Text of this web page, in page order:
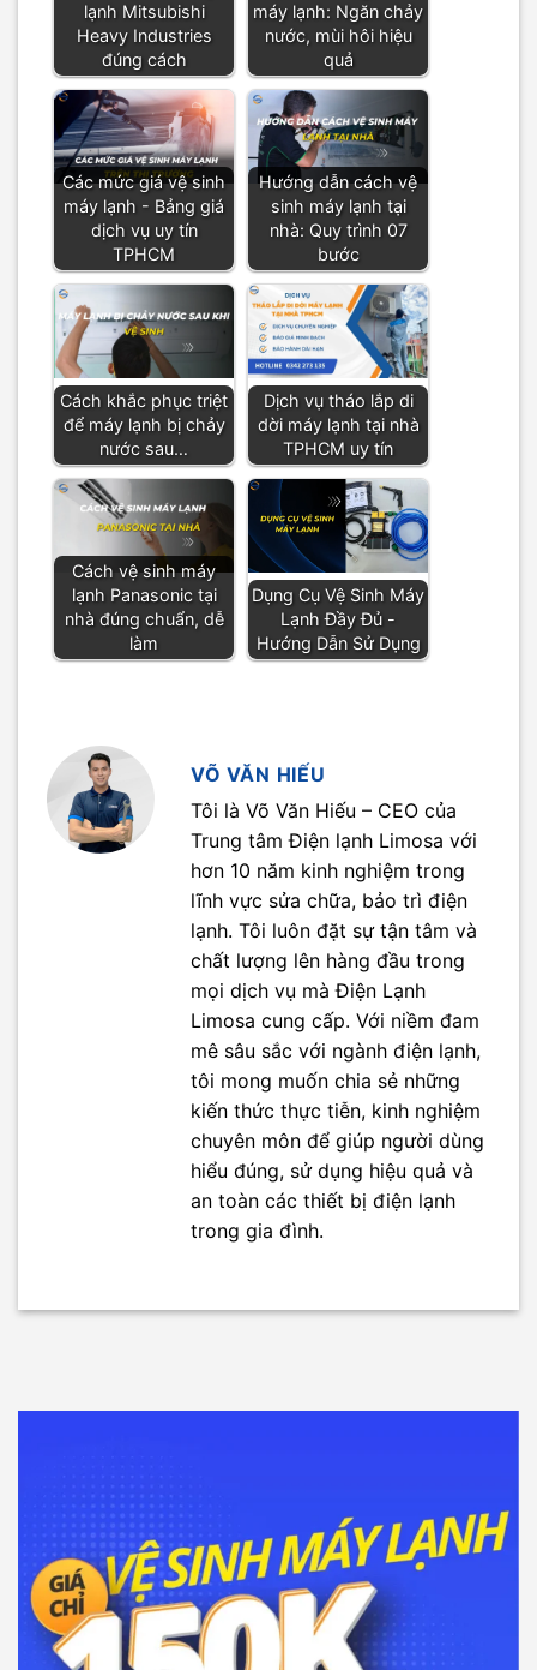
lạnh Mitsubishi
Heavy Industries
đúng cách
máy lạnh: Ngăn chảy
nước, mùi hôi hiệu
quả
Các mức giá vệ sinh
máy lạnh - Bảng giá
dịch vụ uy tín
TPHCM
Hướng dẫn cách vệ
sinh máy lạnh tại
nhà: Quy trình 07
bước
Cách khắc phục triệt
để máy lạnh bị chảy
nước sau…
Dịch vụ tháo lắp di
dời máy lạnh tại nhà
TPHCM uy tín
Cách vệ sinh máy
lạnh Panasonic tại
nhà đúng chuẩn, dễ
làm
Dụng Cụ Vệ Sinh Máy
Lạnh Đầy Đủ -
Hướng Dẫn Sử Dụng
VÕ VĂN HIẾU
Tôi là Võ Văn Hiếu – CEO của
Trung tâm Điện lạnh Limosa với
hơn 10 năm kinh nghiệm trong
lĩnh vực sửa chữa, bảo trì điện
lạnh. Tôi luôn đặt sự tận tâm và
chất lượng lên hàng đầu trong
mọi dịch vụ mà Điện Lạnh
Limosa cung cấp. Với niềm đam
mê sâu sắc với ngành điện lạnh,
tôi mong muốn chia sẻ những
kiến thức thực tiễn, kinh nghiệm
chuyên môn để giúp người dùng
hiểu đúng, sử dụng hiệu quả và
an toàn các thiết bị điện lạnh
trong gia đình.